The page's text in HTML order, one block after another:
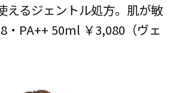
えるジェントル処方。肌が敏
・PA++ 50ml ￥3,080（ヴェ